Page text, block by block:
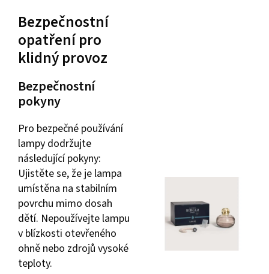
Bezpečnostní
opatření pro
klidný provoz
Bezpečnostní
pokyny
Pro bezpečné používání
lampy dodržujte
následující pokyny:
Ujistěte se, že je lampa
umístěna na stabilním
povrchu mimo dosah
dětí. Nepoužívejte lampu
v blízkosti otevřeného
ohně nebo zdrojů vysoké
teploty.